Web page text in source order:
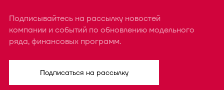
Подписывайтесь на рассылку новостей
компании и событий по обновлению модельного
ряда, финансовых программ.
Подписаться на рассылку